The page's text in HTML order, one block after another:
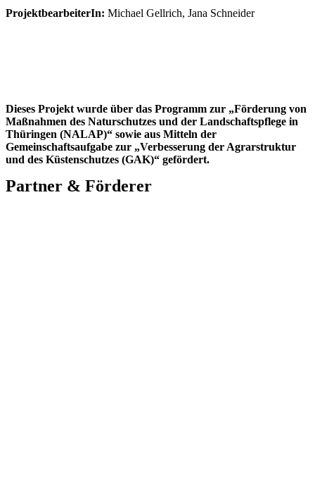
ProjektbearbeiterIn: Michael Gellrich, Jana Schneider
Dieses Projekt wurde über das Programm zur „Förderung von
Maßnahmen des Naturschutzes und der Landschaftspflege in
Thüringen (NALAP)“ sowie aus Mitteln der
Gemeinschaftsaufgabe zur „Verbesserung der Agrarstruktur
und des Küstenschutzes (GAK)“ gefördert.
Partner & Förderer